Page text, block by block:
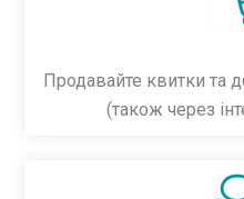
Продавайте квитки та
(також через